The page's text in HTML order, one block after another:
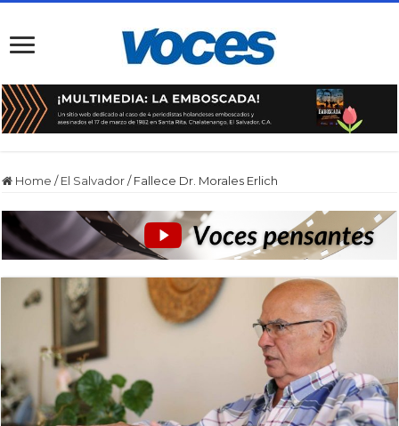
Home / El Salvador / Fallece Dr. Morales Erlich